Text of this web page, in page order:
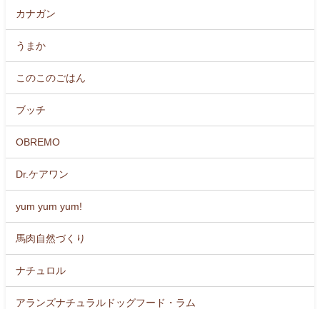
カナガン
うまか
このこのごはん
ブッチ
OBREMO
Dr.ケアワン
yum yum yum!
馬肉自然づくり
ナチュロル
アランズナチュラルドッグフード・ラム